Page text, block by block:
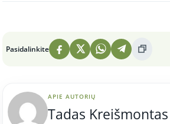
Pasidalinkite
APIE AUTORIŲ
Tadas Kreišmontas